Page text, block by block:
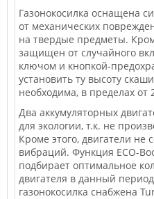
Газонокосилка оснащена
от механических
на твердые предметы.
защищен от случайного
ключом и кнопкой-
установить ту высоту
необходима, в пределах
Два аккумуляторных
для экологии, т.к. не
Кроме этого, двигатели
вибраций. Функция ECO-
подбирает оптимальное
двигателя в данный
газонокосилка снабжена